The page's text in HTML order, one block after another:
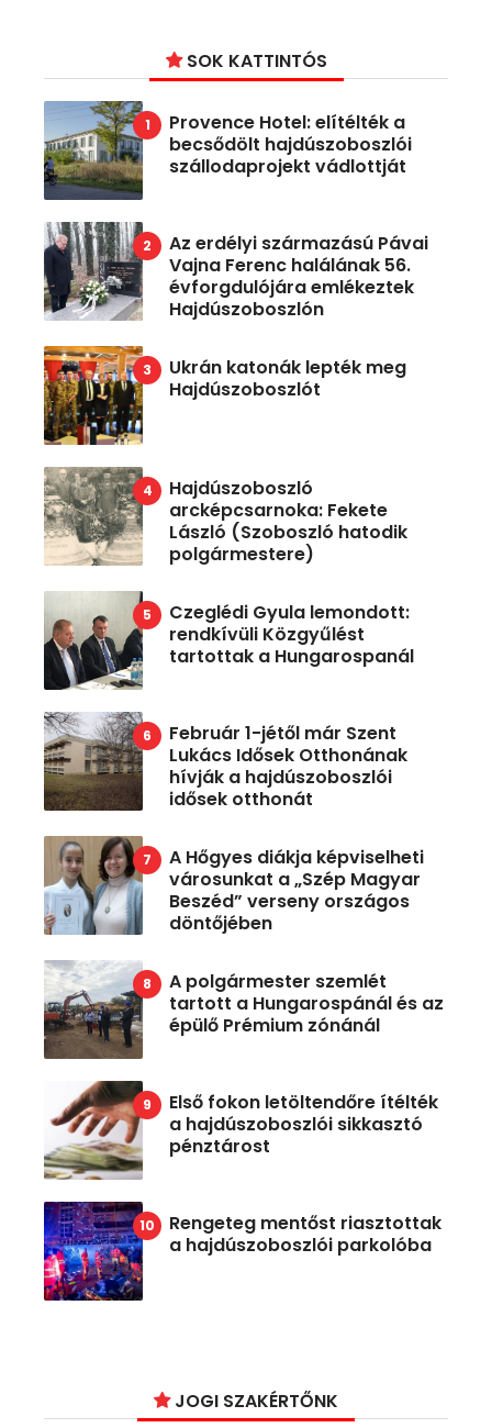
SOK KATTINTÓS
Provence Hotel: elítélték a
becsődölt hajdúszoboszlói
szállodaprojekt vádlottját
Az erdélyi származású Pávai
Vajna Ferenc halálának 56.
évforgdulójára emlékeztek
Hajdúszoboszlón
Ukrán katonák lepték meg
Hajdúszoboszlót
Hajdúszoboszló
arcképcsarnoka: Fekete
László (Szoboszló hatodik
polgármestere)
Czeglédi Gyula lemondott:
rendkívüli Közgyűlést
tartottak a Hungarospanál
Február 1-jétől már Szent
Lukács Idősek Otthonának
hívják a hajdúszoboszlói
idősek otthonát
A Hőgyes diákja képviselheti
városunkat a „Szép Magyar
Beszéd” verseny országos
döntőjében
A polgármester szemlét
tartott a Hungarospánál és az
épülő Prémium zónánál
Első fokon letöltendőre ítélték
a hajdúszoboszlói sikkasztó
pénztárost
Rengeteg mentőst riasztottak
a hajdúszoboszlói parkolóba
JOGI SZAKÉRTŐNK